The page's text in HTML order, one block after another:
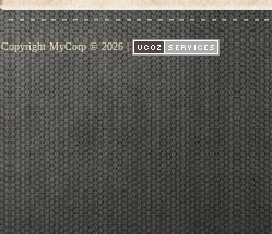
Copyright MyCorp © 2026|